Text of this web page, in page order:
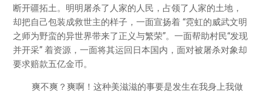
断开疆拓土。明明屠杀了人家的人民，占领了人家的土地，
却把自己包装成救世主的样子，一面宣扬着 “霓虹的威武文明
之师为野蛮的异世界带来了正义与繁荣”。一面帮助村民“发现
并开采” 着资源，一面将其运回日本国内，面对被屠杀对象却
要求赔款五亿金币。
爽不爽？爽啊！这种美滋滋的事要是发生在我身上我做